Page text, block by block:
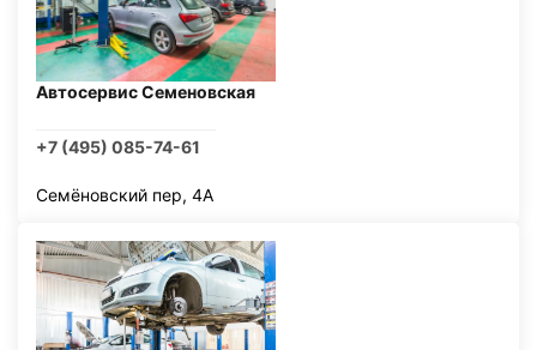
Автосервис Семеновская
+7 (495) 085-74-61
Семёновский пер, 4А